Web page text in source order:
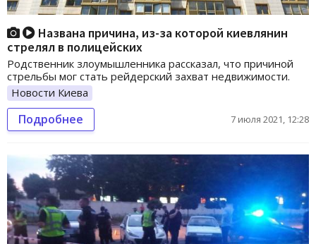
Названа причина, из-за которой киевлянин
стрелял в полицейских
Родственник злоумышленника рассказал, что причиной
стрельбы мог стать рейдерский захват недвижимости.
Новости Киева
Подробнее 7 июля 2021, 12:28